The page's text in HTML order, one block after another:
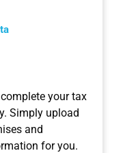
your tax
Simply upload
and
for you.